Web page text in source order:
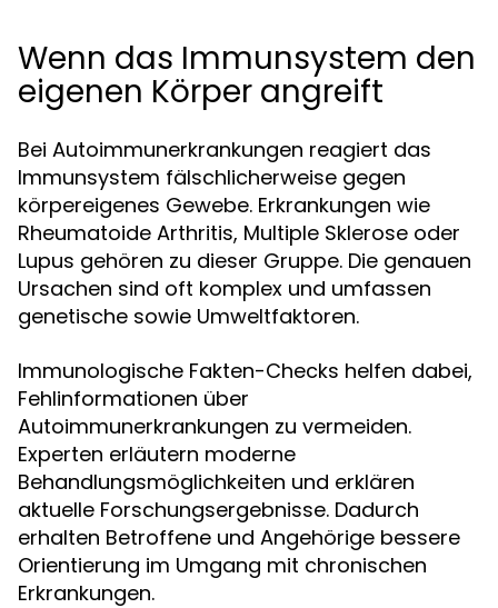
Wenn das Immunsystem den
eigenen Körper angreift
Bei Autoimmunerkrankungen reagiert das
Immunsystem fälschlicherweise gegen
körpereigenes Gewebe. Erkrankungen wie
Rheumatoide Arthritis, Multiple Sklerose oder
Lupus gehören zu dieser Gruppe. Die genauen
Ursachen sind oft komplex und umfassen
genetische sowie Umweltfaktoren.
Immunologische Fakten-Checks helfen dabei,
Fehlinformationen über
Autoimmunerkrankungen zu vermeiden.
Experten erläutern moderne
Behandlungsmöglichkeiten und erklären
aktuelle Forschungsergebnisse. Dadurch
erhalten Betroffene und Angehörige bessere
Orientierung im Umgang mit chronischen
Erkrankungen.